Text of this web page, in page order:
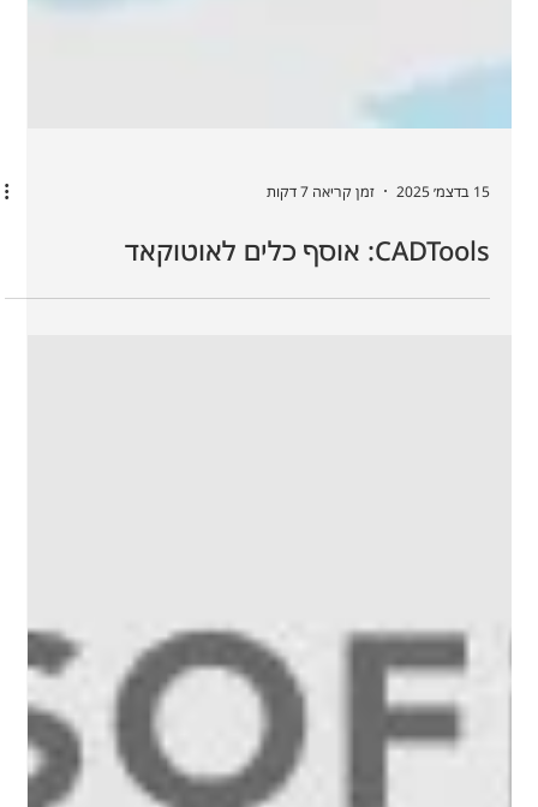
15 בדצמ׳ 2025 זמן קריאה 7 דקות
CADTools: אוסף כלים לאוטוקאד